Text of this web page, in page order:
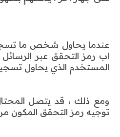
عندما يحاول شخص ما
اب رمز التحقق عبر
المستخدم الذي يحاول
توجيه رمز التحقق المكون